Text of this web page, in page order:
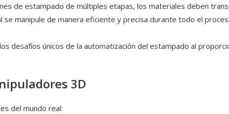
de estampado de múltiples etapas, los materiales deben
manipule de manera eficiente y precisa durante todo el
desafíos únicos de la automatización del estampado al
3D
del mundo real: